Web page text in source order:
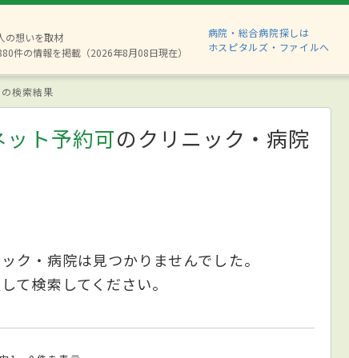
の想いを取材
件の情報を掲載（2026年8月08日現在）
病院・総合病院探しは
ホスピタルズ・ファイルへ
検索結果
ト予約可のクリニック・病院
ク・病院は見つかりませんでした。
て検索してください。